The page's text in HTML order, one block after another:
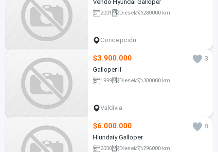
Vendo Hyundai Galloper
2001 Diesel 280000 km
Concepción
$3.900.000
3
Galloper II
1999 Diesel 300000 km
Valdivia
$6.000.000
8
Hiundaiy Galloper
2000 Diesel 296000 km